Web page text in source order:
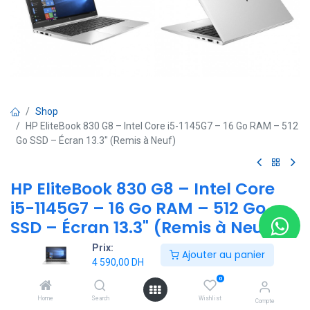
Prix:
4 590,00 DH
Ajouter au panier
Home Search
0
Wishlist Compte
Shop
HP EliteBook 830 G8 – Intel Core i5-1145G7 – 16 Go RAM – 512
Go SSD – Écran 13.3" (Remis à Neuf)
HP EliteBook 830 G8 – Intel Core
i5-1145G7 – 16 Go RAM – 512 Go
SSD – Écran 13.3" (Remis à Neuf)
(0 avis)
HP EliteBook 830 G8 – Intel Core i5-1145G7 | 16 Go RAM | 512 Go
SSD | Écran 13.3" Full HD